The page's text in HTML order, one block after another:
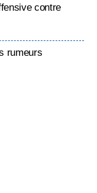
contre
rumeurs